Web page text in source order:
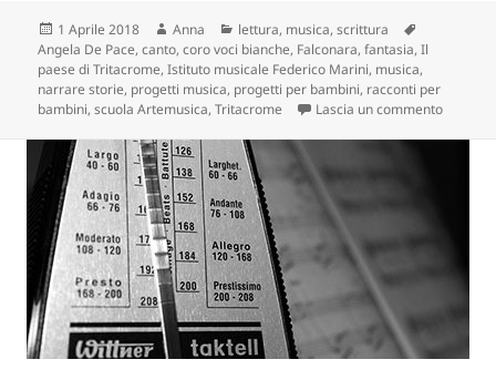
Scritto
il
1 Aprile 2018 Autore
Anna Categorie
lettura, musica,scrittura
Angela De Pace,canto,coro voci bianche, Falconara,fantasia,Il
paese di Tritacrome,Istituto musicale Federico Marini, musica,
narrare storie, progetti musica, progetti per bambini, racconti per
bambini,scuola Artemusica,Tritacrome Lascia un commentosu Il